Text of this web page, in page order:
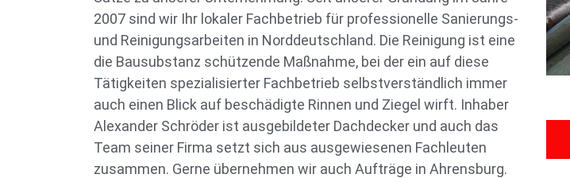
2007 sind wir Ihr lokaler Fachbetrieb für professionelle Sanierungs-
und Reinigungsarbeiten in Norddeutschland. Die Reinigung ist eine
die Bausubstanz schützende Maßnahme, bei der ein auf diese
Tätigkeiten spezialisierter Fachbetrieb selbstverständlich immer
auch einen Blick auf beschädigte Rinnen und Ziegel wirft. Inhaber
Alexander Schröder ist ausgebildeter Dachdecker und auch das
Team seiner Firma setzt sich aus ausgewiesenen Fachleuten
zusammen. Gerne übernehmen wir auch Aufträge in Ahrensburg.